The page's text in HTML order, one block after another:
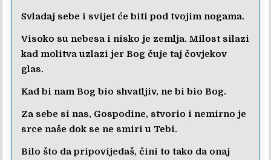
Svladaj sebe i svijet će biti pod tvojim nogama.
Visoko su nebesa i nisko je zemlja. Milost silazi
kad molitva uzlazi jer Bog čuje taj čovjekov
glas.
Kad bi nam Bog bio shvatljiv, ne bi bio Bog.
Za sebe si nas, Gospodine, stvorio i nemirno je
srce naše dok se ne smiri u Tebi.
Bilo što da pripovijedaš, čini to tako da onaj